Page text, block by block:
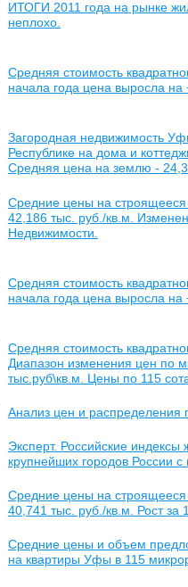
ИТОГИ 2011 года на рынке
неплохо.
Средняя стоимость
начала года цена выросла
Загородная недвижимость
Республике на дома и
Средняя цена на землю - 24,3
Средние цены на строящееся
42,186 тыс. руб./кв.м.
Недвижимости.
Средняя стоимость
начала года цена выросла
Средняя стоимость
Диапазон изменения цен по
тыс.руб\кв.м. Цены по 115
Анализ цен и распределения
Эксперт. Российские
крупнейших городов России
Средние цены на строящееся
40,741 тыс. руб./кв.м. Рост за
Средние цены и объем
на квартиры Уфы в 115